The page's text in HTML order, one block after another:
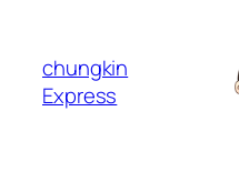
chungkin
Express